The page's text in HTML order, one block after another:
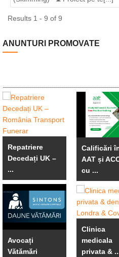
Results 1 - 9 of 9
ANUNTURI PROMOVATE
Repatriere
Decedați UK –
...
Avocați
Vătămări
Calificări
AAT și
cu ...
Clinica
medicala
privata &